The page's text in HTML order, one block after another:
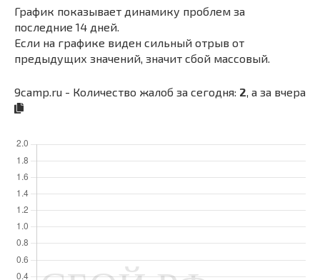
График показывает динамику проблем за
последние 14 дней.
Если на графике виден сильный отрыв от
предыдущих значений, значит сбой массовый.
9camp.ru - Количество жалоб за сегодня: 2 , а за вчера